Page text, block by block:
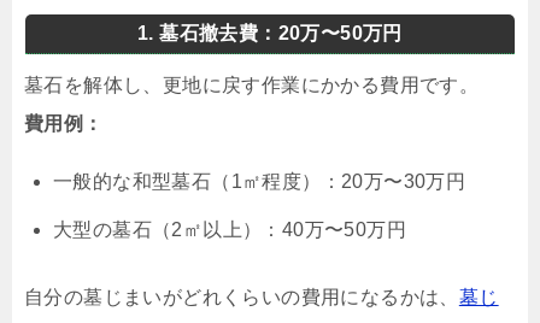
1. 墓石撤去費：20万〜50万円
墓石を解体し、更地に戻す作業にかかる費用です。
費用例：
一般的な和型墓石（1㎡程度）：20万〜30万円
大型の墓石（2㎡以上）：40万〜50万円
自分の墓じまいがどれくらいの費用になるかは、 墓じ